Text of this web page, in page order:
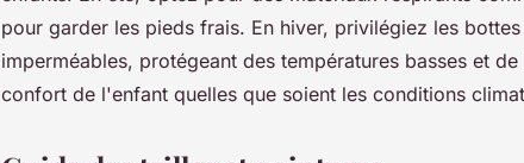
pour garder les pieds frais. En hiver, privilégiez les
imperméables, protégeant des températures basses et
confort de l'enfant quelles que soient les conditions